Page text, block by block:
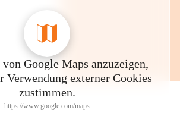
Google Maps anzuzeigen,
Verwendung externer Cookies
zustimmen.
https://www.google.com/maps